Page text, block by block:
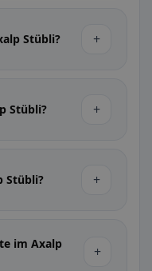
Stübli? +
Stübli? +
Stübli? +
im Axalp
+